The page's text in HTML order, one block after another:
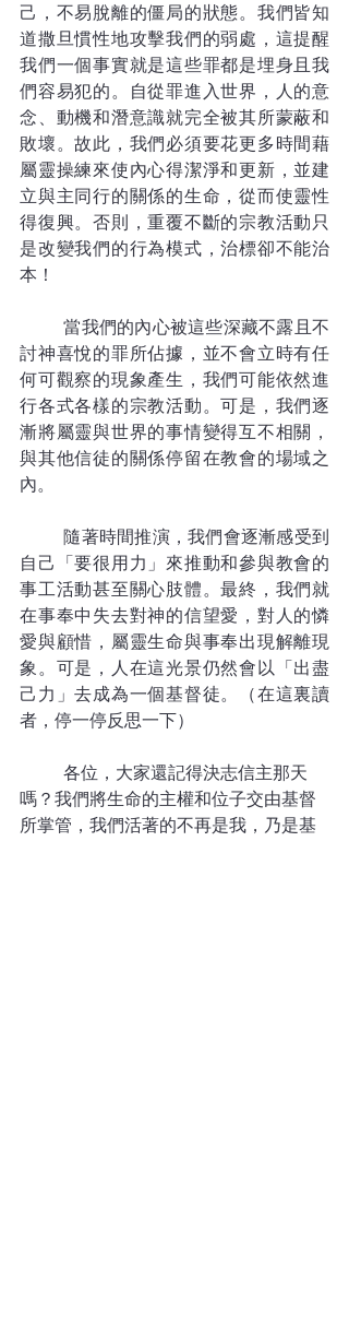
己，不易脫離的僵局的狀態。我們皆知
道撒旦慣性地攻擊我們的弱處，這提醒
我們一個事實就是這些罪都是埋身且我
們容易犯的。自從罪進入世界，人的意
念、動機和潛意識就完全被其所蒙蔽和
敗壞。故此，我們必須要花更多時間藉
屬靈操練來使內心得潔淨和更新，並建
立與主同行的關係的生命，從而使靈性
得復興。否則，重覆不斷的宗教活動只
是改變我們的行為模式，治標卻不能治
本！
	當我們的內心被這些深藏不露且不
討神喜悅的罪所佔據，並不會立時有任
何可觀察的現象產生，我們可能依然進
行各式各樣的宗教活動。可是，我們逐
漸將屬靈與世界的事情變得互不相關，
與其他信徒的關係停留在教會的場域之
內。
	隨著時間推演，我們會逐漸感受到
自己「要很用力」來推動和參與教會的
事工活動甚至關心肢體。最終，我們就
在事奉中失去對神的信望愛，對人的憐
愛與顧惜，屬靈生命與事奉出現解離現
象。可是，人在這光景仍然會以「出盡
己力」去成為一個基督徒。（在這裏讀
者，停一停反思一下）
嗎？我們將生命的主權和位子交由基督
所掌管，我們活著的不再是我，乃是基